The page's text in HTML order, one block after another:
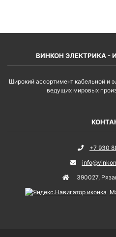
ВИНКОН ЭЛЕКТРИКА -
Широкий ассортимент кабельной и
ведущих мировых
+7 930
390027,